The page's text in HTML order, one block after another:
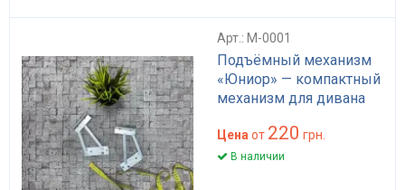
Арт.: M-0001
Подъёмный механизм
«Юниор» — компактный
механизм для дивана
Цена от 220 грн.
В наличии